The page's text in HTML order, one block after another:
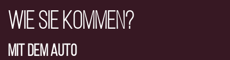
WIE SIE KOMMEN?
MIT DEM AUTO